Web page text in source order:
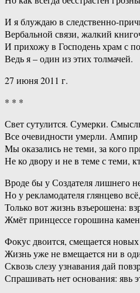
И я блуждаю в следственно-
Вербальной связи, жалкий
И прихожу в Господень храм с
Ведь я – один из этих толмачей.
27 июня 2011 г.
* * *
Свет сутулится. Сумерки.
Все очевидности умерли.
Мы оказались не теми, за кого
Не ко двору и не в теме с теми,
Вроде бы у Создателя лишнего
Но у рекламодателя глянцево
Только вот жизнь взъерошена:
Жмёт принцессе горошина
Фокус двоится, смещается
Жизнь уже не вмещается ни в
Сквозь слезу узнавания дай
Спрашивать нет основания: явь